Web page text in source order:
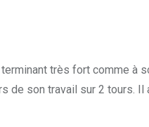
très fort comme à
de son travail sur 2 tours. Il